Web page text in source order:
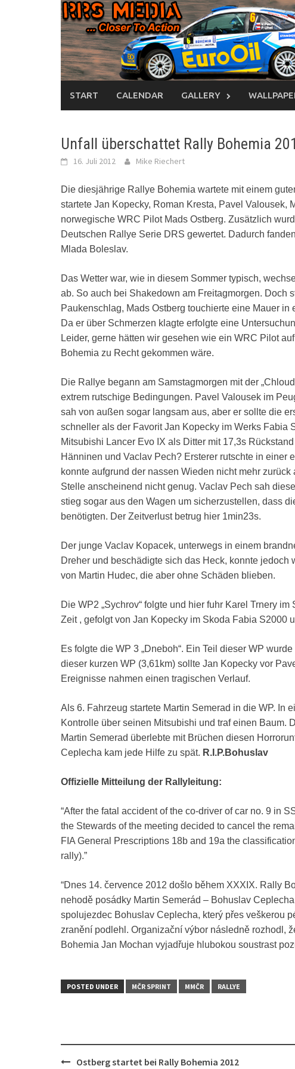
START CALENDAR GALLERY
Unfall überschattet Rally Bohemia
16. Juli 2012 Mike Riechert
Die diesjährige Rallye Bohemia wartete mit einem
startete Jan Kopecky, Roman Kresta, Pavel Valousek,
norwegische WRC Pilot Mads Ostberg. Zusätzlich
Deutschen Rallye Serie DRS gewertet. Dadurch
Mlada Boleslav.
Das Wetter war, wie in diesem Sommer typisch,
ab. So auch bei Shakedown am Freitagmorgen. Doch
Paukenschlag, Mads Ostberg touchierte eine Mauer
Da er über Schmerzen klagte erfolgte eine
Leider, gerne hätten wir gesehen wie ein WRC Pilot
Bohemia zu Recht gekommen wäre.
Die Rallye begann am Samstagmorgen mit der
extrem rutschige Bedingungen. Pavel Valousek im
sah von außen sogar langsam aus, aber er sollte die
schneller als der Favorit Jan Kopecky im Werks Fabia
Mitsubishi Lancer Evo IX als Ditter mit 17,3s
Hänninen und Vaclav Pech? Ersterer rutschte in einer
konnte aufgrund der nassen Wieden nicht mehr
Stelle anscheinend nicht genug. Vaclav Pech sah
stieg sogar aus den Wagen um sicherzustellen, dass
benötigten. Der Zeitverlust betrug hier 1min23s.
Der junge Vaclav Kopacek, unterwegs in einem
Dreher und beschädigte sich das Heck, konnte
von Martin Hudec, die aber ohne Schäden blieben.
Die WP2 „Sychrov“ folgte und hier fuhr Karel Trnery
Zeit , gefolgt von Jan Kopecky im Skoda Fabia S2000
Es folgte die WP 3 „Dneboh“. Ein Teil dieser WP
dieser kurzen WP (3,61km) sollte Jan Kopecky vor
Ereignisse nahmen einen tragischen Verlauf.
Als 6. Fahrzeug startete Martin Semerad in die WP. In
Kontrolle über seinen Mitsubishi und traf einen Baum.
Martin Semerad überlebte mit Brüchen diesen
Ceplecha kam jede Hilfe zu spät. R.I.P.Bohuslav
Offizielle Mitteilung der Rallyleitung:
“After the fatal accident of the co-driver of car no. 9 in
the Stewards of the meeting decided to cancel the
FIA General Prescriptions 18b and 19a the
rally).”
“Dnes 14. července 2012 došlo během XXXIX. Rally
nehodě posádky Martin Semerád – Bohuslav
spolujezdec Bohuslav Ceplecha, který přes veškerou
zranění podlehl. Organizační výbor následně rozhodl,
Bohemia Jan Mochan vyjadřuje hlubokou soustrast
POSTED UNDER MČR SPRINT MMČR RALLYE
PostOstberg startet bei Rally Bohemia 2012